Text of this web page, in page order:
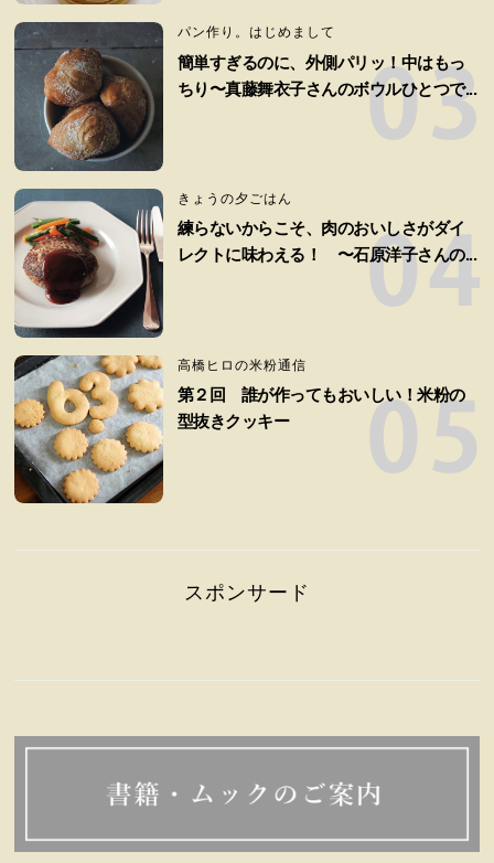
パン作り。はじめまして
簡単すぎるのに、外側パリッ！中はもっ
ちり〜真藤舞衣子さんのボウルひとつで...
きょうの夕ごはん
練らないからこそ、肉のおいしさがダイ
レクトに味わえる！ 〜石原洋子さんの...
高橋ヒロの米粉通信
第２回 誰が作ってもおいしい！米粉の
型抜きクッキー
スポンサード